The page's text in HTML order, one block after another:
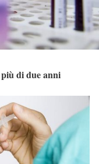
più di due anni